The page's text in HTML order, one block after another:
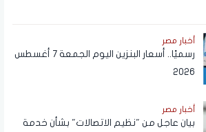
أخبار مصر
رسميًا.. أسعار البنزين اليوم الجمعة 7 أغسطس
2026
أخبار مصر
بيان عاجل من "نظيم الاتصالات" بشأن خدمة